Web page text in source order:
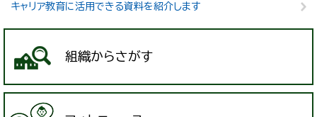
キャリア教育に活用できる資料を紹介します
組織からさがす